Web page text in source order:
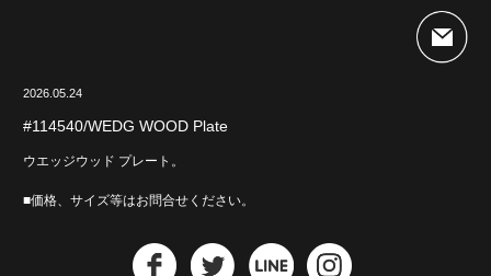
2026.05.24
#114540/WEDG WOOD Plate
ウエッジウッド プレート。
■価格、サイズ等はお問合せください。